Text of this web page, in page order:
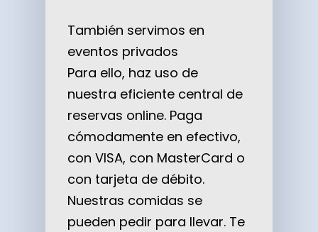
También servimos en
eventos privados
Para ello, haz uso de
nuestra eficiente central de
reservas online. Paga
cómodamente en efectivo,
con VISA, con MasterCard o
con tarjeta de débito.
Nuestras comidas se
pueden pedir para llevar. Te